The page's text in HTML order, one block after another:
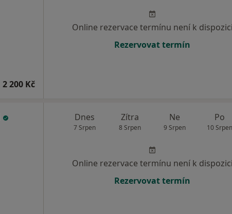
2 200 Kč
Online rezervace termínu není k dispozici
Rezervovat termín
Dnes
7 Srpen
Zítra
8 Srpen
Ne
9 Srpen
Po
10 Srpen
Online rezervace termínu není k dispozici
Rezervovat termín